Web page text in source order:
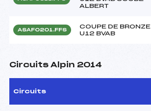
ALBERT
ASAF0201.FFS
COUPE DE BRONZE
U12 BVAB
Circuits Alpin 2014
Circuits